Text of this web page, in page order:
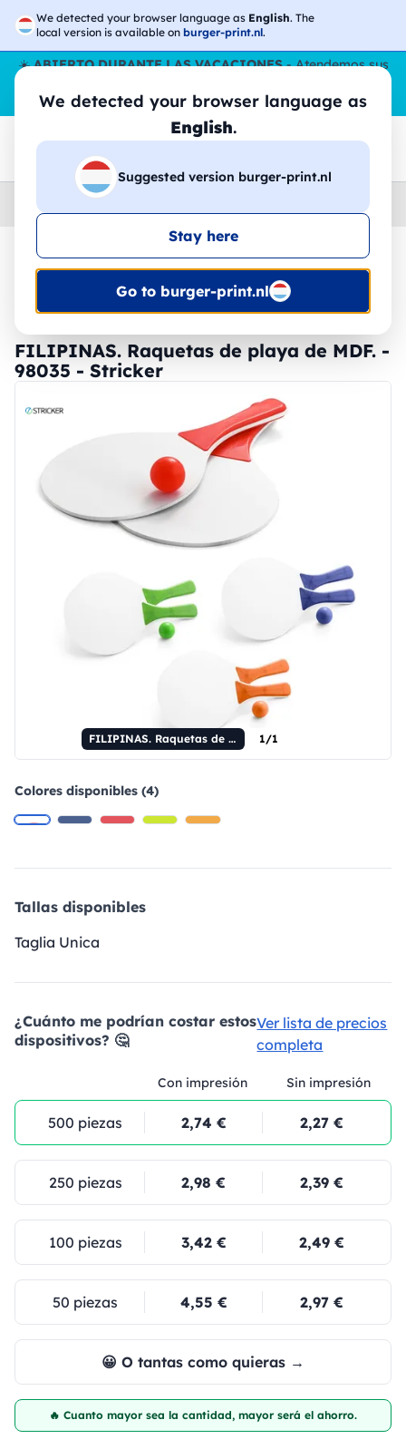
We detected your browser language as English. The
local version is available on burger-print.nl.
We detected your browser language as
English.
Suggested version burger-print.nl
Stay here
Go to burger-print.nl
☀️ABIERTO DURANTE LAS VACACIONES- Atendemos sus
pedidos durante todo el verano, incluso en agosto.
Sin parar
😎🌴
Home
🔥 -30% de impresión DTF
FILIPINAS. Raquetas de playa de MDF. -
98035 - Stricker
FILIPINAS. Raquetas de playa de MDF. 1/1
Colores disponibles (4)
Tallas disponibles
Taglia Unica
¿Cuánto me podrían costar estos
dispositivos? 🤔
Ver lista de precios
completa
Con impresión Sin impresión
500 piezas 2,74 € 2,27 €
250 piezas 2,98 € 2,39 €
100 piezas 3,42 € 2,49 €
50 piezas 4,55 € 2,97 €
😀 O tantas como quieras →
🔥 Cuanto mayor sea la cantidad, mayor será el ahorro.